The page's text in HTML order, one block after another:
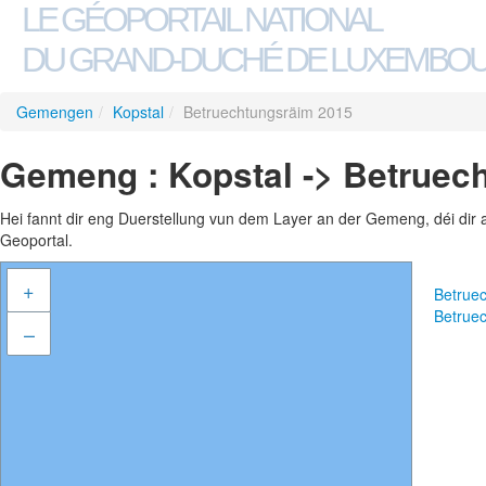
LE GÉOPORTAIL NATIONAL
DU GRAND-DUCHÉ DE
Gemengen / Kopstal / Betruechtungsräim 2015
Gemeng : Kopstal ->
Hei fannt dir eng Duerstellung vun dem Layer an der Gemeng, déi
Geoportal.
+
–